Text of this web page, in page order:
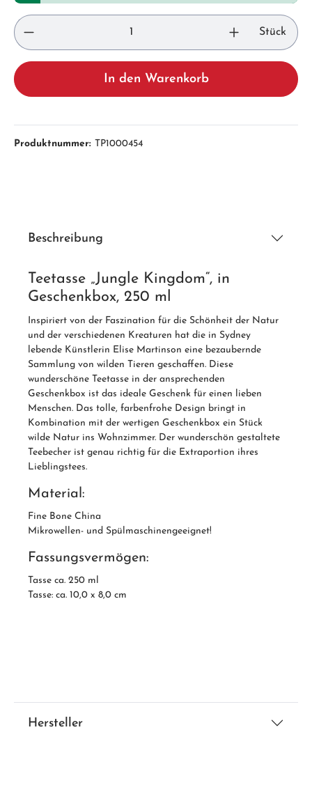
Stück
In den Warenkorb
Produktnummer: TP1000454
Beschreibung
Teetasse „Jungle Kingdom“, in
Geschenkbox, 250 ml
Inspiriert von der Faszination für die Schönheit der Natur
und der verschiedenen Kreaturen hat die in Sydney
lebende Künstlerin Elise Martinson eine bezaubernde
Sammlung von wilden Tieren geschaffen. Diese
wunderschöne Teetasse in der ansprechenden
Geschenkbox ist das ideale Geschenk für einen lieben
Menschen. Das tolle, farbenfrohe Design bringt in
Kombination mit der wertigen Geschenkbox ein Stück
wilde Natur ins Wohnzimmer. Der wunderschön gestaltete
Teebecher ist genau richtig für die Extraportion ihres
Lieblingstees.
Material:
Fine Bone China
Mikrowellen- und Spülmaschinengeeignet!
Fassungsvermögen:
Tasse ca. 250 ml
Tasse: ca. 10,0 x 8,0 cm
Hersteller